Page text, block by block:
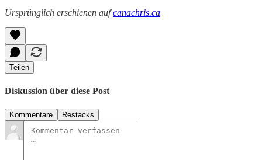
Ursprünglich erschienen aufcanachris.ca
Teilen
Diskussion über diese Post
Kommentare Restacks